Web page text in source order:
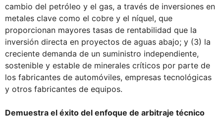
cambio del petróleo y el gas, a través de inversiones en
metales clave como el cobre y el níquel, que
proporcionan mayores tasas de rentabilidad que la
inversión directa en proyectos de aguas abajo; y (3) la
creciente demanda de un suministro independiente,
sostenible y estable de minerales críticos por parte de
los fabricantes de automóviles, empresas tecnológicas
y otros fabricantes de equipos.
Demuestra el éxito del enfoque de arbitraje técnico